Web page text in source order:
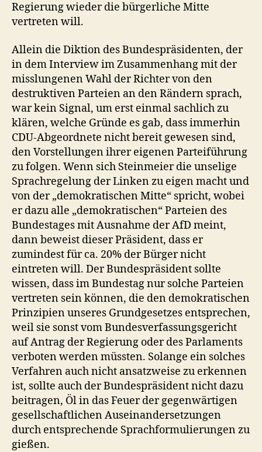
Regierung wieder die bürgerliche Mitte
vertreten will.
Allein die Diktion des Bundespräsidenten, der
in dem Interview im Zusammenhang mit der
misslungenen Wahl der Richter von den
destruktiven Parteien an den Rändern sprach,
war kein Signal, um erst einmal sachlich zu
klären, welche Gründe es gab, dass immerhin
CDU-Abgeordnete nicht bereit gewesen sind,
den Vorstellungen ihrer eigenen Parteiführung
zu folgen. Wenn sich Steinmeier die unselige
Sprachregelung der Linken zu eigen macht und
von der „demokratischen Mitte“ spricht, wobei
er dazu alle „demokratischen“ Parteien des
Bundestages mit Ausnahme der AfD meint,
dann beweist dieser Präsident, dass er
zumindest für ca. 20% der Bürger nicht
eintreten will. Der Bundespräsident sollte
wissen, dass im Bundestag nur solche Parteien
vertreten sein können, die den demokratischen
Prinzipien unseres Grundgesetzes entsprechen,
weil sie sonst vom Bundesverfassungsgericht
auf Antrag der Regierung oder des Parlaments
verboten werden müssten. Solange ein solches
Verfahren auch nicht ansatzweise zu erkennen
ist, sollte auch der Bundespräsident nicht dazu
beitragen, Öl in das Feuer der gegenwärtigen
gesellschaftlichen Auseinandersetzungen
durch entsprechende Sprachformulierungen zu
gießen.